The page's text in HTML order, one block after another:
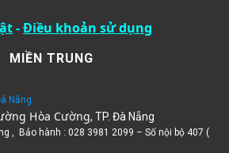
-Điều khoản sử dụng
MIỀN TRUNG
Nẵng
Hòa Cường, TP. Đà Nẵng
, Bảo hành : 028 3981 2099 – Số nội bộ 407 (